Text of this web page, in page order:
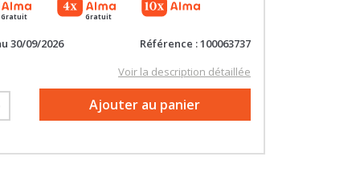
Gratuit Gratuit
30/09/2026 Référence : 100063737
Voir la description détaillée
Ajouter au panier